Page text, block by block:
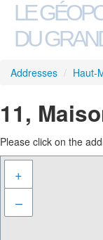
LE
DU
Addresses / Haut-
11,
Please click on the
+
–